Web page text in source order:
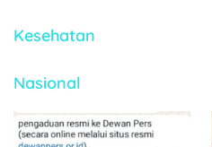
Kesehatan
Nasional